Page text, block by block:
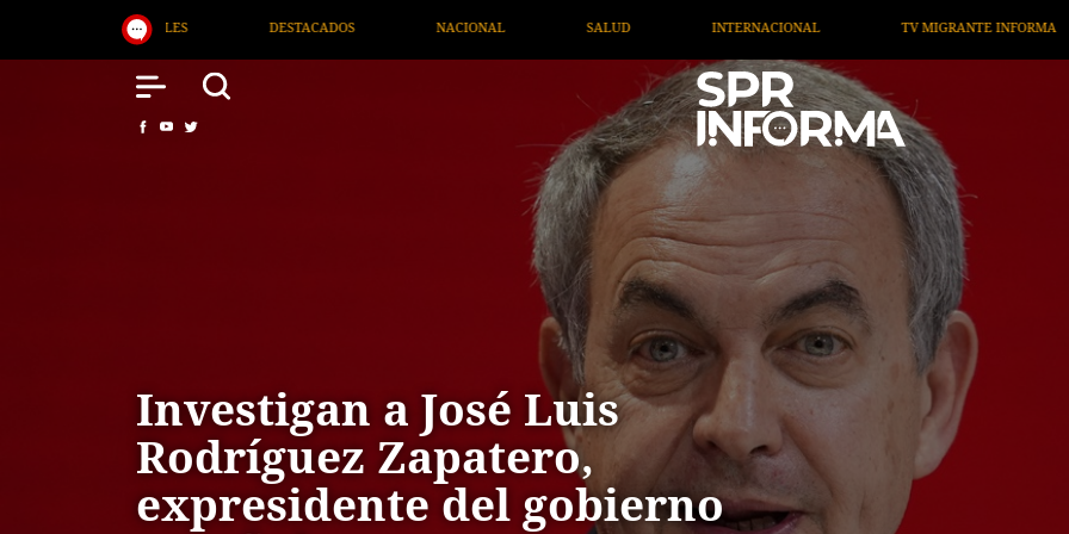
NACIONAL SALUD INTERNACIONAL TV MIGRANTE INFORMA OPINIÓN ARTÍCULOS
Investigan a José Luis
Rodríguez Zapatero,
expresidente del gobierno